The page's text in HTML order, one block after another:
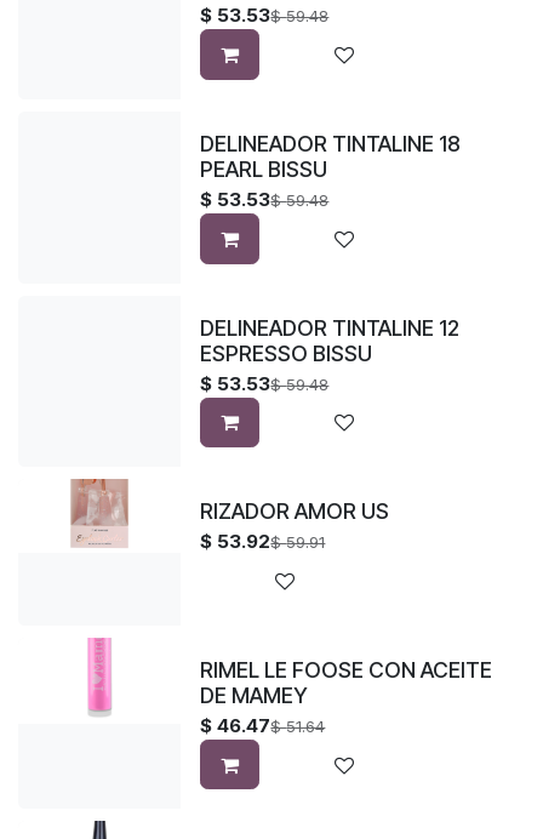
$ 53.53$59.48
DELINEADOR TINTALINE 18
PEARL BISSU
$ 53.53$59.48
DELINEADOR TINTALINE 12
ESPRESSO BISSU
$ 53.53$59.48
RIZADOR AMOR US
$ 53.92$59.91
RIMEL LE FOOSE CON ACEITE
DE MAMEY
$46.47$51.64